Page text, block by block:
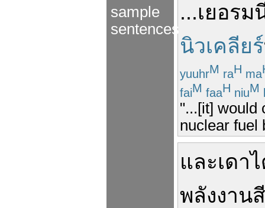
sample
sentences
...เยอรม
นิวเคลียร์
yuuhrM raH ma
faiM faaH niuM
"...[it] would
nuclear fuel
และเดา
พลังงาน